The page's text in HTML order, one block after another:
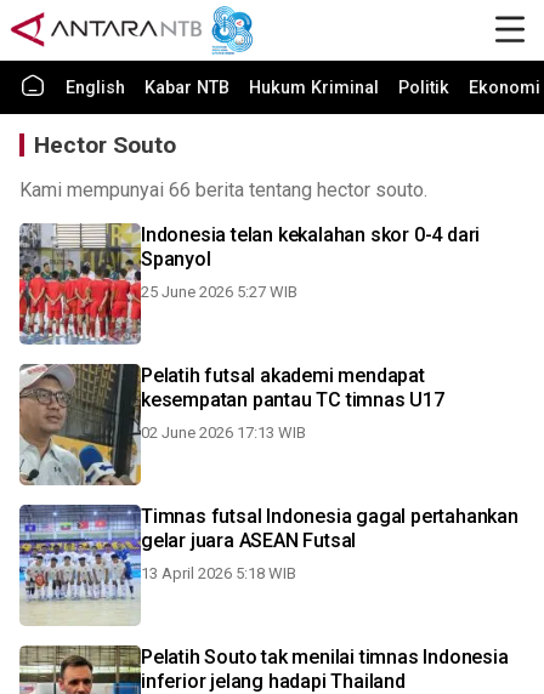
English Kabar NTB Hukum Kriminal Politik
Hector Souto
Kami mempunyai 66 berita tentang hector souto.
Indonesia telan kekalahan skor 0-4 dari
Spanyol
25 June 2026 5:27 WIB
Pelatih futsal akademi mendapat
kesempatan pantau TC timnas U17
02 June 2026 17:13 WIB
Timnas futsal Indonesia gagal pertahankan
gelar juara ASEAN Futsal
13 April 2026 5:18 WIB
Pelatih Souto tak menilai timnas Indonesia
inferior jelang hadapi Thailand